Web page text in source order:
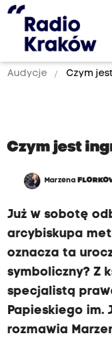
Audycje Czym
Czym jest
Marzena
Już w sobotę
arcybiskupa
oznacza ta
symboliczny? Z
specjalistą
Papieskiego im.
rozmawia